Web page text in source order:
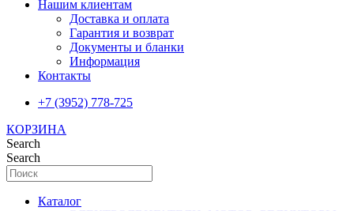
Нашим клиентам
Доставка и оплата
Гарантия и возврат
Документы и бланки
Информация
Контакты
+7 (3952) 778-725
КОРЗИНА
Search
Search
Каталог